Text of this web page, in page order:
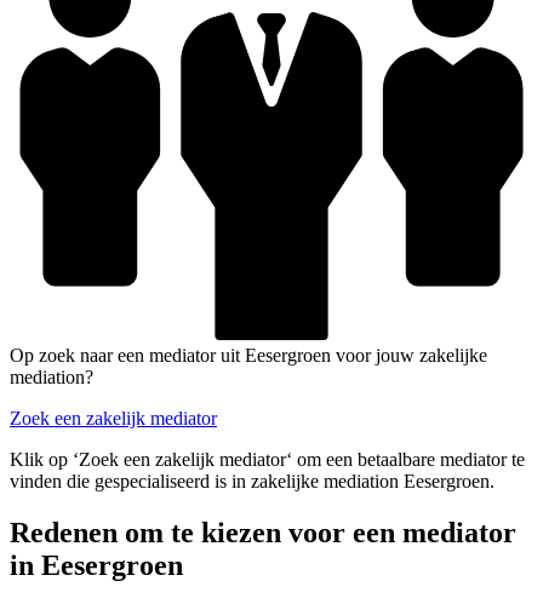
Op zoek naar een mediator uit Eesergroen voor jouw zakelijke
mediation?
Zoek een zakelijk mediator
Klik op ‘Zoek een zakelijk mediator‘ om een betaalbare mediator te
vinden die gespecialiseerd is in zakelijke mediation Eesergroen.
Redenen om te kiezen voor een mediator
in Eesergroen